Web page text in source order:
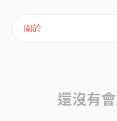
主頁
喜歡
關於
還沒有